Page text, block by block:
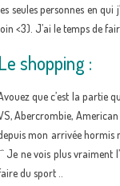
seules personnes en
<3). J’ai le temps de
Le shopping :
que c’est la partie
Abercrombie, American
mon arrivée hormis
Je ne vois plus vraiment
du sport ..